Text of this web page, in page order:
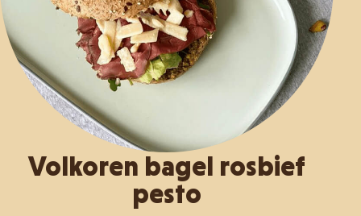
Volkoren bagel rosbief
pesto